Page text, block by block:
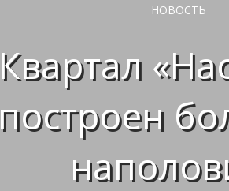
НОВОСТЬ
Квартал
построен